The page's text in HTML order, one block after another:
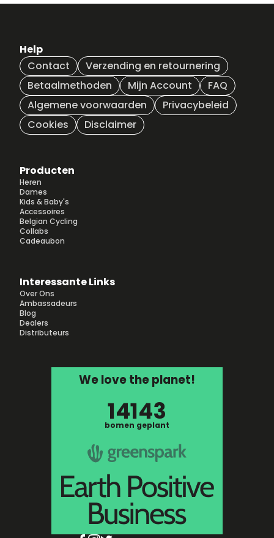
Help
Contact
Verzending en retournering
Betaalmethoden
Mijn Account
FAQ
Algemene voorwaarden
Privacybeleid
Cookies
Disclaimer
Producten
Heren
Dames
Kids & Baby's
Accessoires
Belgian Cycling
Collabs
Cadeaubon
Interessante Links
Over Ons
Ambassadeurs
Blog
Dealers
Distributeurs
We love the planet!
14143
bomen geplant